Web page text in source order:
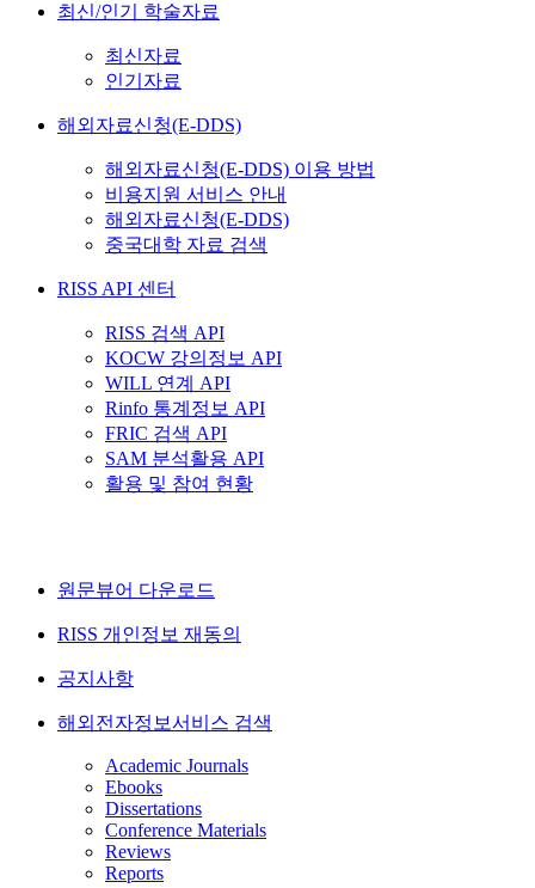
최신/인기 학술자료
최신자료
인기자료
해외자료신청(E-DDS)
해외자료신청(E-DDS) 이용 방법
비용지원 서비스 안내
해외자료신청(E-DDS)
중국대학 자료 검색
RISS API 센터
RISS 검색 API
KOCW 강의정보 API
WILL 연계 API
Rinfo 통계정보 API
FRIC 검색 API
SAM 분석활용 API
활용 및 참여 현황
원문뷰어 다운로드
RISS 개인정보 재동의
공지사항
해외전자정보서비스 검색
Academic Journals
Ebooks
Dissertations
Conference Materials
Reviews
Reports